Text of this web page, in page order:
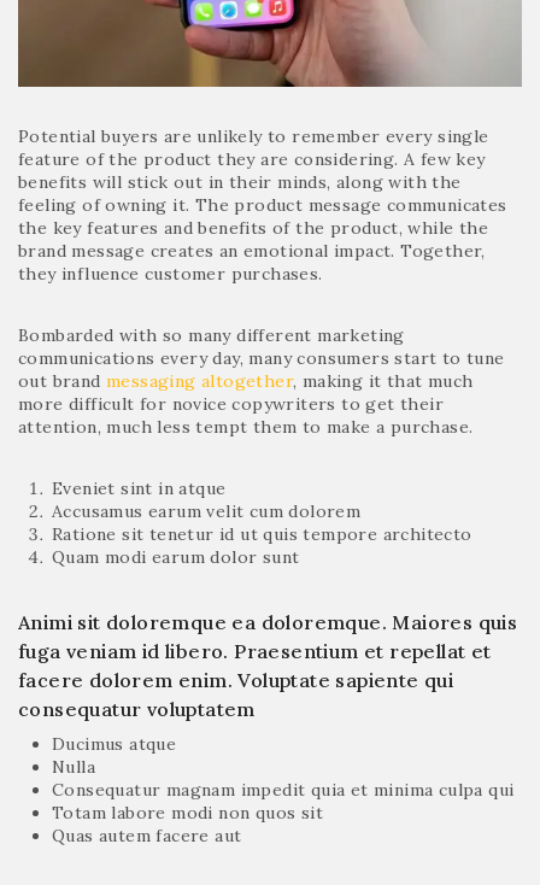
Potential buyers are unlikely to remember every single
feature of the product they are considering. A few key
benefits will stick out in their minds, along with the
feeling of owning it. The product message communicates
the key features and benefits of the product, while the
brand message creates an emotional impact. Together,
they influence customer purchases.
Bombarded with so many different marketing
communications every day, many consumers start to tune
out brandmessaging altogether, making it that much
more difficult for novice copywriters to get their
attention, much less tempt them to make a purchase.
Eveniet sint in atque
Accusamus earum velit cum dolorem
Ratione sit tenetur id ut quis tempore architecto
Quam modi earum dolor sunt
Animi sit doloremque ea doloremque. Maiores quis
fuga veniam id libero. Praesentium et repellat et
facere dolorem enim. Voluptate sapiente qui
consequatur voluptatem
Ducimus atque
Nulla
Consequatur magnam impedit quia et minima culpa qui
Totam labore modi non quos sit
Quas autem facere aut